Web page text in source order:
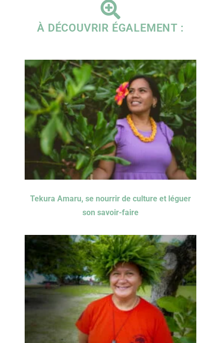
À DÉCOUVRIR ÉGALEMENT :
Tekura Amaru, se nourrir de culture et léguer
son savoir-faire